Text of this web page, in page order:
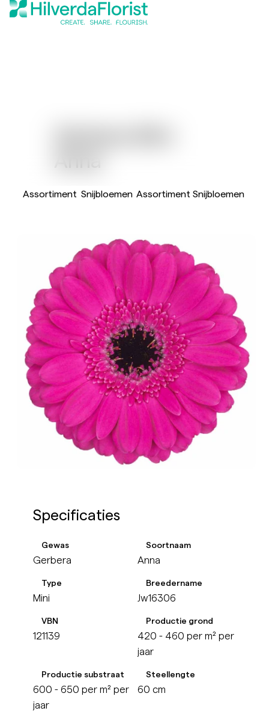
Assortiment Snijbloemen Assortiment Snijbloemen
Specificaties
Gewas
Gerbera
Soortnaam
Anna
Type
Mini
Breedername
Jw16306
VBN
121139
Productie grond
420 - 460 per m² per
jaar
Productie substraat
600 - 650 per m² per
jaar
Steellengte
60 cm